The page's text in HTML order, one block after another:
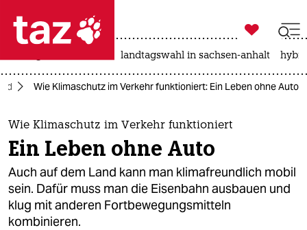
 taz zahl ich
taz zahl ich
themen
politik
öko
gesellschaft

taz zahl ich
landtagswahl in sachsen-anhalt
Wie Klimaschutz im Verkehr funktioniert: Ein Leben ohne Auto
Wie Klimaschutz im Verkehr funktioniert
Ein Leben ohne Auto
Auch auf dem Land kann man klimafreundlich mobil
sein. Dafür muss man die Eisenbahn ausbauen und
klug mit anderen Fortbewegungsmitteln
kombinieren.